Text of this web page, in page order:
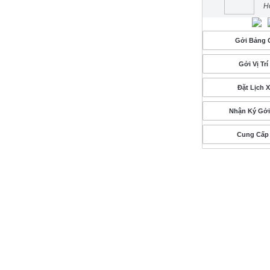
Gởi Bảng
Gởi Vị Trí
Đặt Lịch
Nhận Ký
Cung